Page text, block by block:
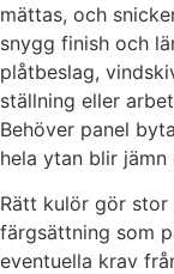
mättas, och
snygg finish och
plåtbeslag,
ställning eller
Behöver panel
hela ytan blir jämn
Rätt kulör gör stor
färgsättning som
eventuella krav